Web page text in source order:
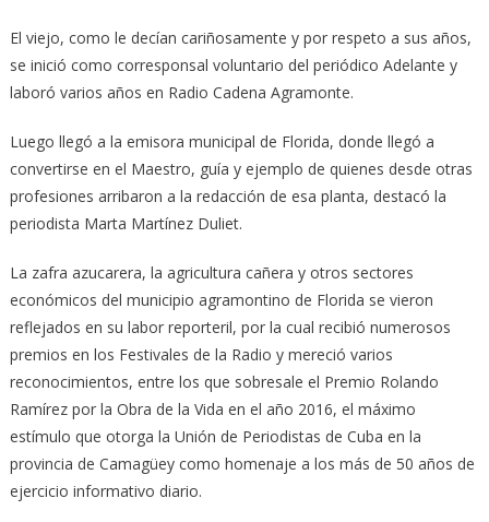
El viejo, como le decían cariñosamente y por respeto a sus años,
se inició como corresponsal voluntario del periódico Adelante y
laboró varios años en Radio Cadena Agramonte.
Luego llegó a la emisora municipal de Florida, donde llegó a
convertirse en el Maestro, guía y ejemplo de quienes desde otras
profesiones arribaron a la redacción de esa planta, destacó la
periodista Marta Martínez Duliet.
La zafra azucarera, la agricultura cañera y otros sectores
económicos del municipio agramontino de Florida se vieron
reflejados en su labor reporteril, por la cual recibió numerosos
premios en los Festivales de la Radio y mereció varios
reconocimientos, entre los que sobresale el Premio Rolando
Ramírez por la Obra de la Vida en el año 2016, el máximo
estímulo que otorga la Unión de Periodistas de Cuba en la
provincia de Camagüey como homenaje a los más de 50 años de
ejercicio informativo diario.